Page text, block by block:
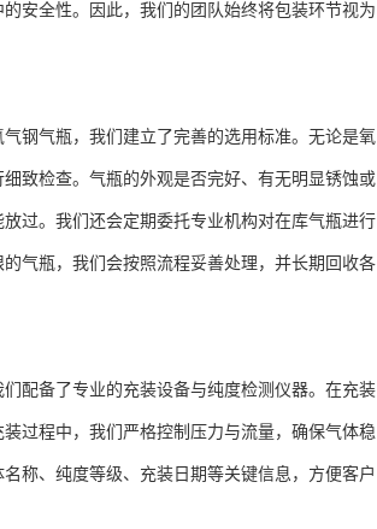
安全性。因此，我们的团队始终将包装环节视为
钢气瓶，我们建立了完善的选用标准。无论是氧
致检查。气瓶的外观是否完好、有无明显锈蚀或
过。我们还会定期委托专业机构对在库气瓶进行
气瓶，我们会按照流程妥善处理，并长期回收各
配备了专业的充装设备与纯度检测仪器。在充装
过程中，我们严格控制压力与流量，确保气体稳
称、纯度等级、充装日期等关键信息，方便客户